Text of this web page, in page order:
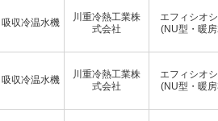
吸収冷温水機
川重冷熱工業株
式会社
エフィシオ
(NU型・暖
吸収冷温水機
川重冷熱工業株
式会社
エフィシオ
(NU型・暖